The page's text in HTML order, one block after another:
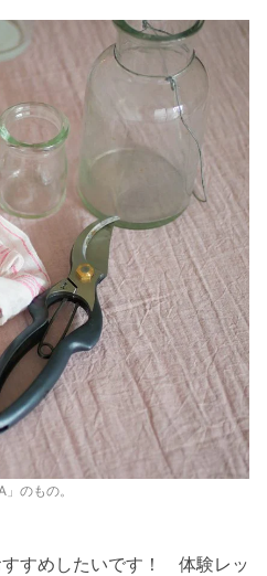
のもの。
すすめしたいです！ 体験レッ